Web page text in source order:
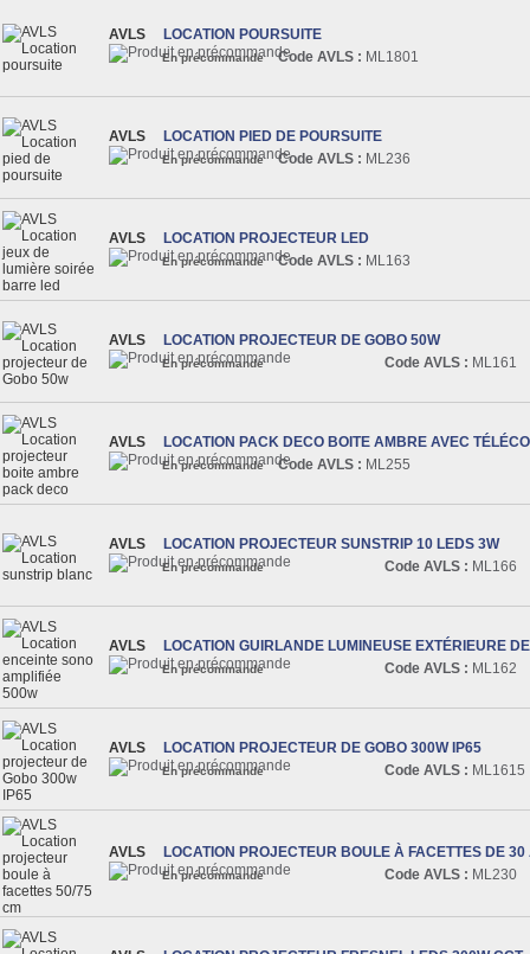
AVLS LOCATION POURSUITE
En précommande Code AVLS : ML1801
AVLS LOCATION PIED DE POURSUITE
En précommande Code AVLS : ML236
AVLS LOCATION PROJECTEUR LED
En précommande Code AVLS : ML163
AVLS LOCATION PROJECTEUR DE GOBO 50W
En précommande Code AVLS : ML161
AVLS LOCATION PACK DECO BOITE AMBRE AVEC
En précommande Code AVLS : ML255
AVLS LOCATION PROJECTEUR SUNSTRIP 10 LEDS 3W
En précommande Code AVLS : ML166
AVLS LOCATION GUIRLANDE LUMINEUSE EXTÉRIEURE
En précommande Code AVLS : ML162
AVLS LOCATION PROJECTEUR DE GOBO 300W IP65
En précommande Code AVLS : ML1615
AVLS LOCATION PROJECTEUR BOULE À FACETTES DE 30
En précommande Code AVLS : ML230